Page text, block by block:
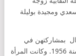
ومجيدة بوليلة
بمشاركتهن في
معركة الكفاح التحريري التي توجت بالاستقلال سنة 1956. وكانت المرأة